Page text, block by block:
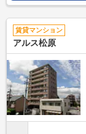
賃貸マンション
アルス松原